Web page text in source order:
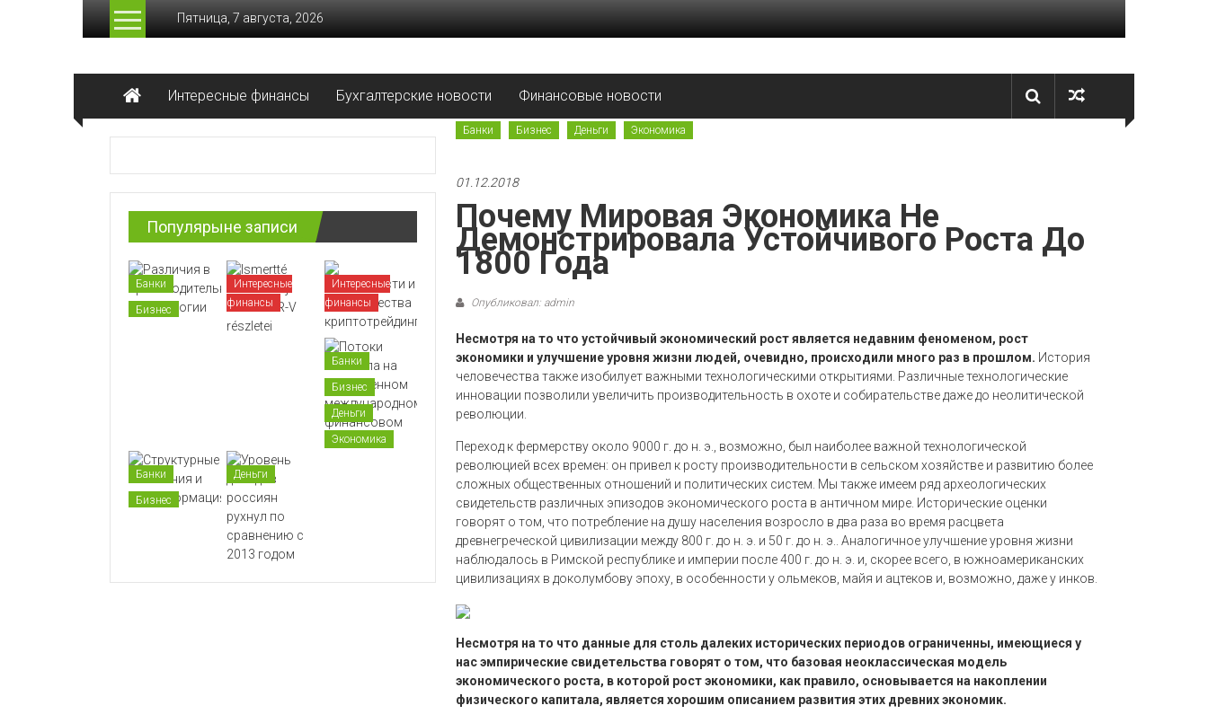
Перейти
Пятница, 7 августа, 2026
Лучшие
финансы
Актуальные
Интересные финансы Бухгалтерские новости Финансовые новости
Банки Бизнес Деньги Экономика
01.12.2018
Почему Мировая Экономика Не
Демонстрировала Устойчивого Роста До
1800 Года
Опубликовал: admin
Несмотря на то что устойчивый экономический рост является недавним феноменом, рост
экономики и улучшение уровня жизни людей, очевидно, происходили много раз в прошлом. История
человечества также изобилует важными технологическими открытиями. Различные технологические
инновации позволили увеличить производительность в охоте и собирательстве даже до неолитической
революции.
Переход к фермерству около 9000 г. до н. э., возможно, был наиболее важной технологической
революцией всех времен: он привел к росту производительности в сельском хозяйстве и развитию более
сложных общественных отношений и политических систем. Мы также имеем ряд археологических
свидетельств различных эпизодов экономического роста в античном мире. Исторические оценки
говорят о том, что потребление на душу населения возросло в два раза во время расцвета
древнегреческой цивилизации между 800 г. до н. э. и 50 г. до н. э.. Аналогичное улучшение уровня жизни
наблюдалось в Римской республике и империи после 400 г. до н. э. и, скорее всего, в южноамериканских
цивилизациях в доколумбову эпоху, в особенности у ольмеков, майя и ацтеков и, возможно, даже у инков.
Несмотря на то что данные для столь далеких исторических периодов ограниченны, имеющиеся у
нас эмпирические свидетельства говорят о том, что базовая неоклассическая модель
экономического роста, в которой рост экономики, как правило, основывается на накоплении
физического капитала, является хорошим описанием развития этих древних экономик.
Популярыне записи
Банки
Бизнес
Интересные
финансы
Интересные
финансы
Банки
Бизнес
Деньги
Экономика
Банки
Бизнес
Деньги